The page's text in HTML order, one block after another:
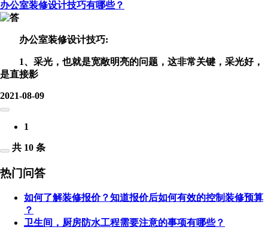
办公室装修设计技巧有哪些？
办公室装修设计技巧:
1、采光，也就是宽敞明亮的问题，这非常关键，采光好，
是直接影
2021-08-09
1
共 10 条
热门问答
如何了解装修报价？知道报价后如何有效的控制装修预算
？
卫生间，厨房防水工程需要注意的事项有哪些？